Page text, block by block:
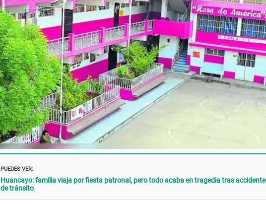
PUEDES VER:
Huancayo: familia viaja por fiesta patronal, pero todo acaba en tragedia tras accidente
de tránsito